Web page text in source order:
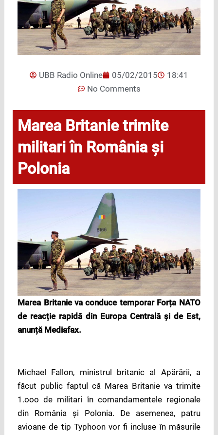
UBB Radio Online 05/02/2015
18:41
No Comments
Marea Britanie trimite
militari în România și
Polonia
Marea Britanie va conduce temporar Forța NATO
de reacție rapidă din Europa Centrală și de Est,
anunță Mediafax.
Michael Fallon, ministrul britanic al Apărării, a
făcut public faptul că Marea Britanie va trimite
1.ooo de militari în comandamentele regionale
din România și Polonia. De asemenea, patru
avioane de tip Typhoon vor fi incluse în măsurile